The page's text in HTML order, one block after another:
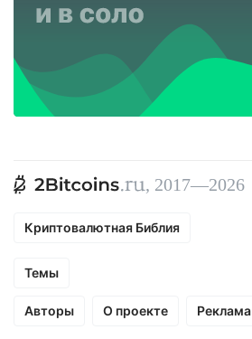
, 2017—2026
Криптовалютная Библия
Темы
Авторы О проекте Реклама